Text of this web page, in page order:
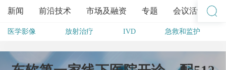
新闻 前沿技术 市场及融资 专题 会议活动
医学影像 放射治疗 IVD 急救和监护